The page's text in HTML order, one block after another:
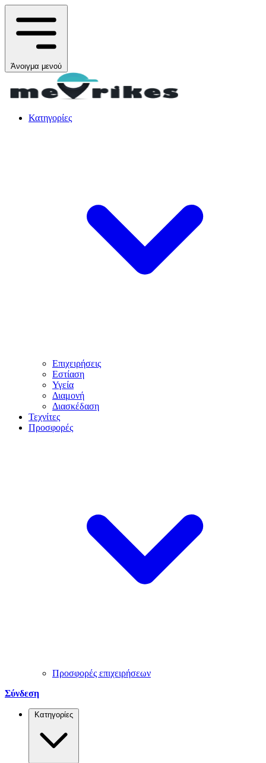
Άνοιγμα μενού
Κατηγορίες
Επιχειρήσεις
Εστίαση
Υγεία
Διαμονή
Διασκέδαση
Τεχνίτες
Προσφορές
Προσφορές επιχειρήσεων
Σύνδεση
Κατηγορίες